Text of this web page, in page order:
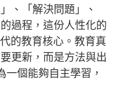
、「解決問題」、
過程，這份人性化的
的教育核心。教育真
更新，而是方法與出
個能夠自主學習，